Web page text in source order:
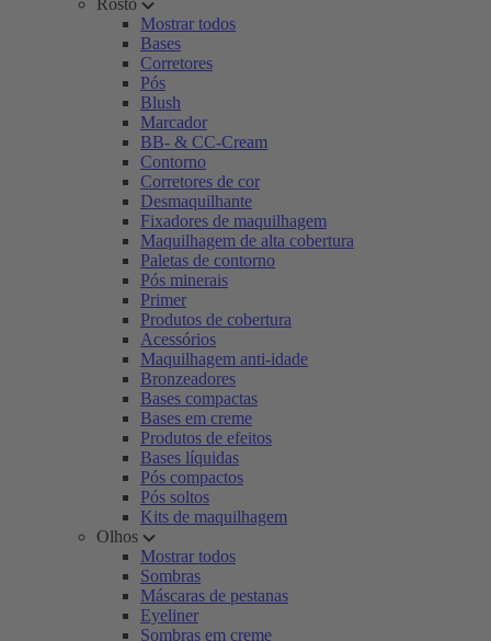
Rosto
Mostrar todos
Bases
Corretores
Pós
Blush
Marcador
BB- & CC-Cream
Contorno
Corretores de cor
Desmaquilhante
Fixadores de maquilhagem
Maquilhagem de alta cobertura
Paletas de contorno
Pós minerais
Primer
Produtos de cobertura
Acessórios
Maquilhagem anti-idade
Bronzeadores
Bases compactas
Bases em creme
Produtos de efeitos
Bases líquidas
Pós compactos
Pós soltos
Kits de maquilhagem
Olhos
Mostrar todos
Sombras
Máscaras de pestanas
Eyeliner
Sombras em creme